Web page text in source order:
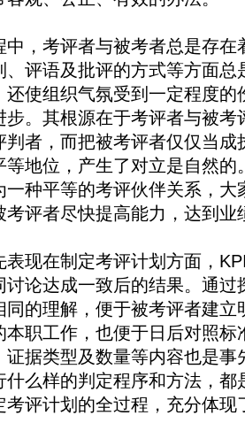
中，考评者与被考者总是存在
、评语及批评的方式等方面总
还使组织气氛受到一定程度的
步。其根源在于考评者与被考
判者，而把被考评者仅仅当成
等地位，产生了对立是自然
一种平等的考评伙伴关系，大
考评者尽快提高能力，达到业
表现在制定考评计划方面，
讨论达成一致后的结果。通过
同的理解，便于被考评者建
本职工作，也便于日后对照标
证据类型及数量等内容也是事
什么样的判定程序和方法，都
考评计划的全过程，充分体现